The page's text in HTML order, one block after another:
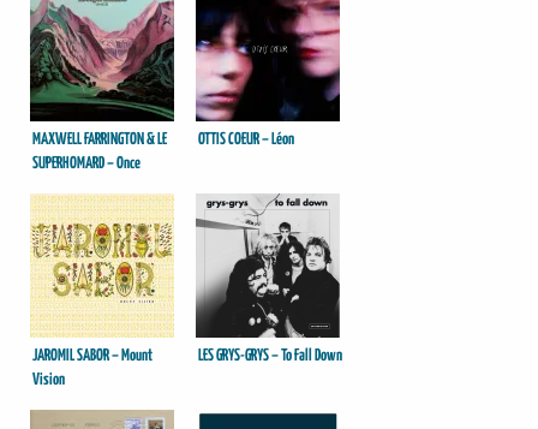
MAXWELL FARRINGTON & LE
SUPERHOMARD – Once
OTTIS COEUR – Léon
JAROMIL SABOR – Mount
Vision
LES GRYS-GRYS – To Fall Down